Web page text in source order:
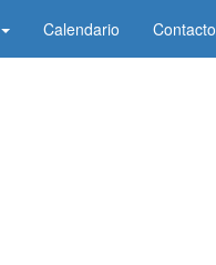
Calendario Contacto